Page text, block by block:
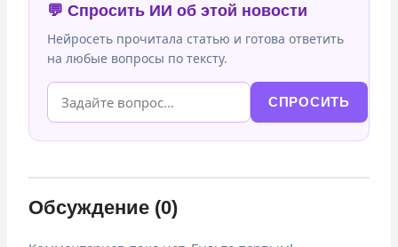
💬 Спросить ИИ об этой новости
Нейросеть прочитала статью и готова ответить
на любые вопросы по тексту.
СПРОСИТЬ
Обсуждение (0)